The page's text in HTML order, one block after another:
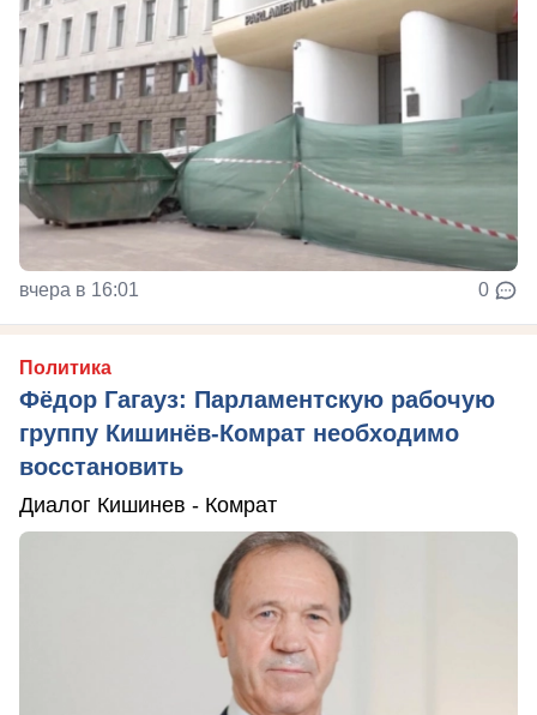
вчера в 16:01 0
Политика
Фёдор Гагауз: Парламентскую рабочую
группу Кишинёв-Комрат необходимо
восстановить
Диалог Кишинев - Комрат